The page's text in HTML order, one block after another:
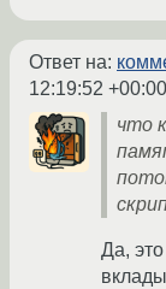
Ответ на:
12:19:52 +00:00
что
Да, это